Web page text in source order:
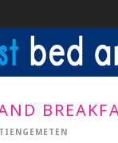
TIENGEMETEN